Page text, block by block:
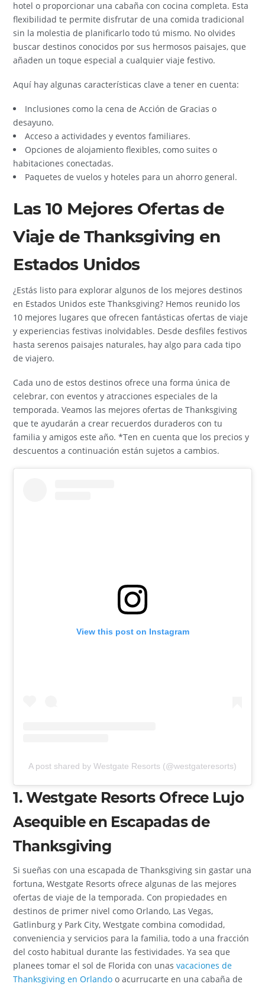
hotel o proporcionar una cabaña con cocina completa. Esta
flexibilidad te permite disfrutar de una comida tradicional
sin la molestia de planificarlo todo tú mismo. No olvides
buscar destinos conocidos por sus hermosos paisajes, que
añaden un toque especial a cualquier viaje festivo.
Aquí hay algunas características clave a tener en cuenta:
Inclusiones como la cena de Acción de Gracias o
desayuno.
Acceso a actividades y eventos familiares.
Opciones de alojamiento flexibles, como suites o
habitaciones conectadas.
Paquetes de vuelos y hoteles para un ahorro general.
Las 10 Mejores Ofertas de
Viaje de Thanksgiving en
Estados Unidos
¿Estás listo para explorar algunos de los mejores destinos
en Estados Unidos este Thanksgiving? Hemos reunido los
10 mejores lugares que ofrecen fantásticas ofertas de viaje
y experiencias festivas inolvidables. Desde desfiles festivos
hasta serenos paisajes naturales, hay algo para cada tipo
de viajero.
Cada uno de estos destinos ofrece una forma única de
celebrar, con eventos y atracciones especiales de la
temporada. Veamos las mejores ofertas de Thanksgiving
que te ayudarán a crear recuerdos duraderos con tu
familia y amigos este año. *Ten en cuenta que los precios y
descuentos a continuación están sujetos a cambios.
View this post on Instagram
A post shared by Westgate Resorts (@westgateresorts)
1. Westgate Resorts Ofrece Lujo
Asequible en Escapadas de
Thanksgiving
Si sueñas con una escapada de Thanksgiving sin gastar una
fortuna, Westgate Resorts ofrece algunas de las mejores
ofertas de viaje de la temporada. Con propiedades en
destinos de primer nivel como Orlando, Las Vegas,
Gatlinburg y Park City, Westgate combina comodidad,
conveniencia y servicios para la familia, todo a una fracción
del costo habitual durante las festividades. Ya sea que
planees tomar el sol de Florida con unasvacaciones de
Thanksgiving en Orlando o acurrucarte en una cabaña de